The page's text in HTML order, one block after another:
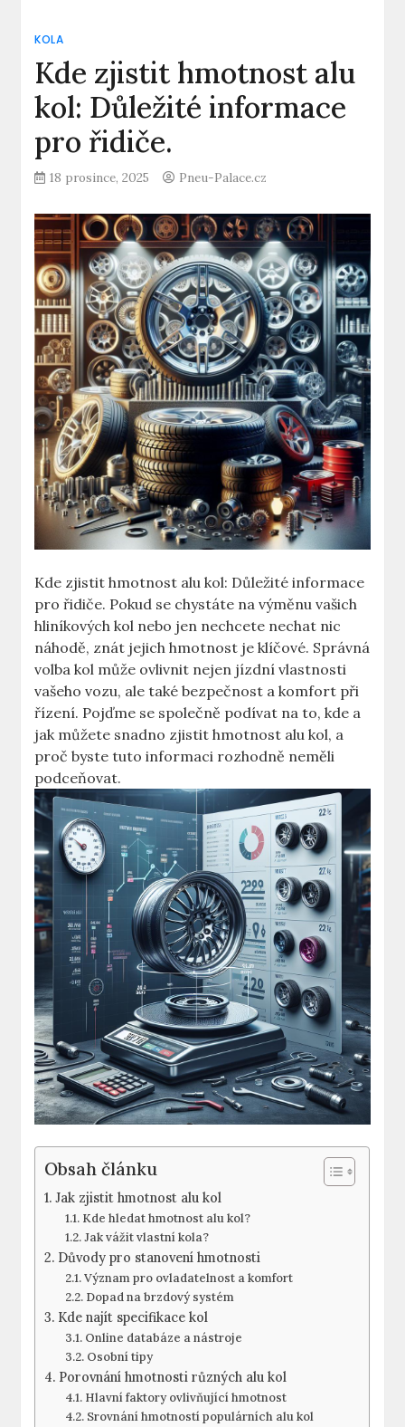
KOLA
Kde zjistit hmotnost alu
kol: Důležité informace
pro řidiče.
18 prosince, 2025 Pneu-Palace.cz
Kde zjistit hmotnost alu kol: Důležité informace
pro řidiče. Pokud se chystáte na výměnu vašich
hliníkových kol nebo jen nechcete nechat nic
náhodě, znát jejich hmotnost je klíčové. Správná
volba kol může ovlivnit nejen jízdní vlastnosti
vašeho vozu, ale také bezpečnost a komfort při
řízení. Pojďme se společně podívat na to, kde a
jak můžete snadno zjistit hmotnost alu kol, a
proč byste tuto informaci rozhodně neměli
podceňovat.
Obsah článku
Jak zjistit hmotnost alu kol
Kde hledat hmotnost alu kol?
Jak vážit vlastní kola?
Důvody pro stanovení hmotnosti
Význam pro ovladatelnost a komfort
Dopad na brzdový systém
Kde najít specifikace kol
Online databáze a nástroje
Osobní tipy
Porovnání hmotnosti různých alu kol
Hlavní faktory ovlivňující hmotnost
Srovnání hmotností populárních alu kol